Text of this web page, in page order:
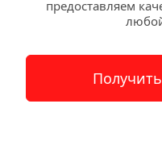
предоставляем